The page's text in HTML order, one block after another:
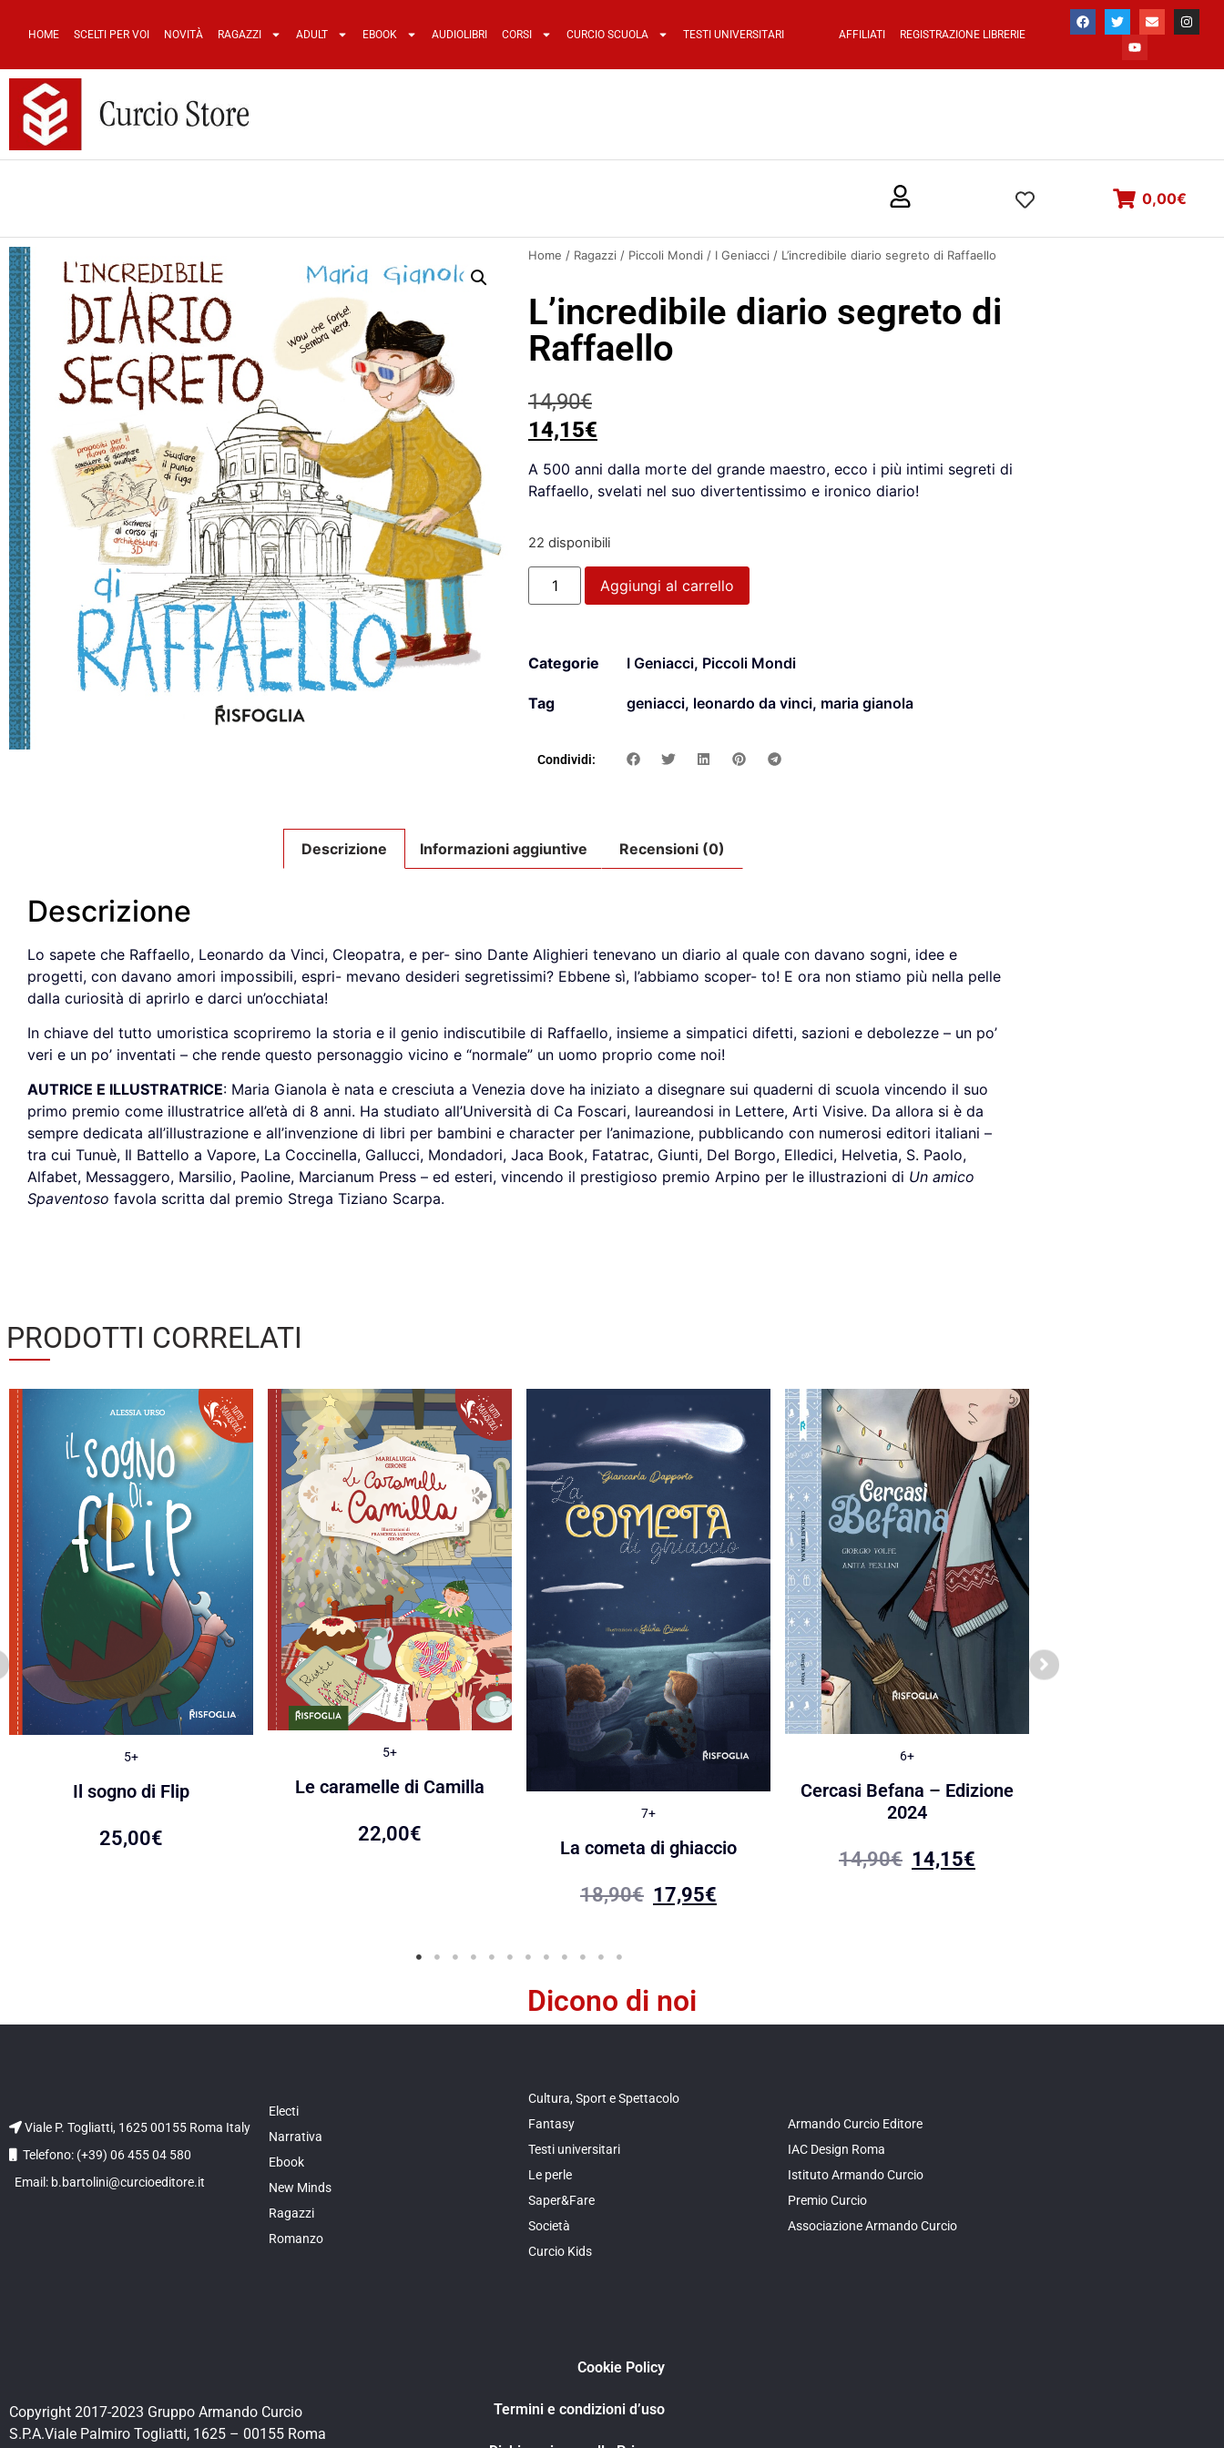
HOME SCELTI PER VOI NOVITÀ RAGAZZI ADULT EBOOK AUDIOLIBRI CORSI CURCIO SCUOLA TESTI UNIVERSITARI AFFILIATI REGISTRAZIONE LIBRERIE
0,00€
Home / Ragazzi / Piccoli Mondi / I Geniacci / L’incredibile diario segreto di Raffaello
L’incredibile diario segreto di
Raffaello
14,90€
14,15€
A 500 anni dalla morte del grande maestro, ecco i più intimi segreti di
Raffaello, svelati nel suo divertentissimo e ironico diario!
22 disponibili
Aggiungi al carrello
Categorie I Geniacci, Piccoli Mondi
Tag geniacci, leonardo da vinci, maria gianola
Condividi:
Descrizione Informazioni aggiuntive Recensioni (0)
Descrizione
Lo sapete che Raffaello, Leonardo da Vinci, Cleopatra, e per- sino Dante Alighieri tenevano un diario al quale con davano sogni, idee e
progetti, con davano amori impossibili, espri- mevano desideri segretissimi? Ebbene sì, l’abbiamo scoper- to! E ora non stiamo più nella pelle
dalla curiosità di aprirlo e darci un’occhiata!
In chiave del tutto umoristica scopriremo la storia e il genio indiscutibile di Raffaello, insieme a simpatici difetti, sazioni e debolezze – un po’
veri e un po’ inventati – che rende questo personaggio vicino e “normale” un uomo proprio come noi!
AUTRICE E ILLUSTRATRICE: Maria Gianola è nata e cresciuta a Venezia dove ha iniziato a disegnare sui quaderni di scuola vincendo il suo
primo premio come illustratrice all’età di 8 anni. Ha studiato all’Università di Ca Foscari, laureandosi in Lettere, Arti Visive. Da allora si è da
sempre dedicata all’illustrazione e all’invenzione di libri per bambini e character per l’animazione, pubblicando con numerosi editori italiani –
tra cui Tunuè, Il Battello a Vapore, La Coccinella, Gallucci, Mondadori, Jaca Book, Fatatrac, Giunti, Del Borgo, Elledici, Helvetia, S. Paolo,
Alfabet, Messaggero, Marsilio, Paoline, Marcianum Press – ed esteri, vincendo il prestigioso premio Arpino per le illustrazioni di Un amico
Spaventoso favola scritta dal premio Strega Tiziano Scarpa.
PRODOTTI CORRELATI
5+
Il sogno di Flip
25,00€
5+
Le caramelle di Camilla
22,00€
7+
La cometa di ghiaccio
18,90€ 17,95€
6+
Cercasi Befana – Edizione
2024
14,90€ 14,15€
Dicono di noi
Viale P. Togliatti, 1625 00155 Roma Italy
Telefono: (+39) 06 455 04 580
Email: b.bartolini@curcioeditore.it
Electi
Narrativa
Ebook
New Minds
Ragazzi
Romanzo
Cultura, Sport e Spettacolo
Fantasy
Testi universitari
Le perle
Saper&Fare
Società
Curcio Kids
Armando Curcio Editore
IAC Design Roma
Istituto Armando Curcio
Premio Curcio
Associazione Armando Curcio
Copyright 2017-2023 Gruppo Armando Curcio
S.P.A.Viale Palmiro Togliatti, 1625 – 00155 Roma
Cookie Policy
Termini e condizioni d’uso